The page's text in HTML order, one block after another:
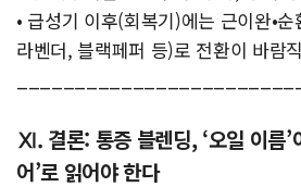
• 급성기 이후(회복기)에는 근이완•
라벤더, 블랙페퍼 등)로 전환이 바람
Ⅺ. 결론: 통증 블렌딩, ‘오일 이름’
어’로 읽어야 한다